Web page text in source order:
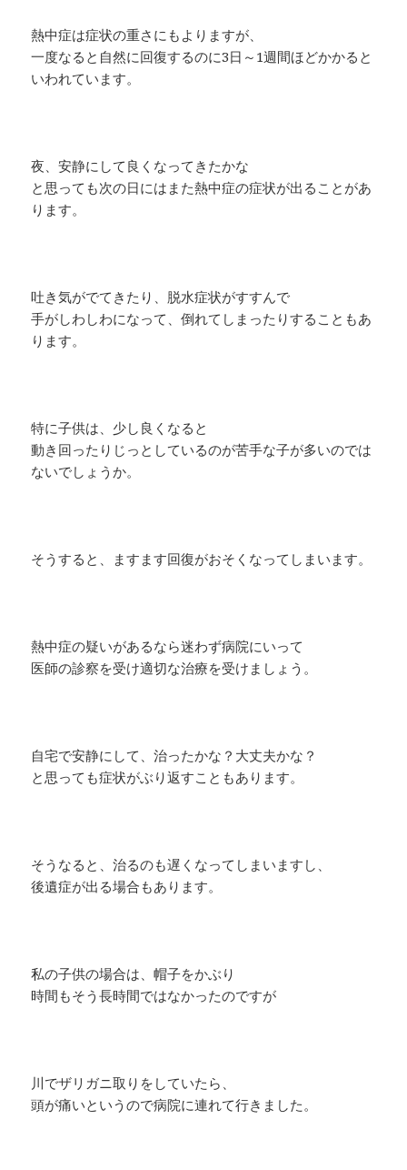
熱中症は症状の重さにもよりますが、
一度なると自然に回復するのに3日～1週間ほどかかると
いわれています。
夜、安静にして良くなってきたかな
と思っても次の日にはまた熱中症の症状が出ることがあ
ります。
吐き気がでてきたり、脱水症状がすすんで
手がしわしわになって、倒れてしまったりすることもあ
ります。
特に子供は、少し良くなると
動き回ったりじっとしているのが苦手な子が多いのでは
ないでしょうか。
そうすると、ますます回復がおそくなってしまいます。
熱中症の疑いがあるなら迷わず病院にいって
医師の診察を受け適切な治療を受けましょう。
自宅で安静にして、治ったかな？大丈夫かな？
と思っても症状がぶり返すこともあります。
そうなると、治るのも遅くなってしまいますし、
後遺症が出る場合もあります。
私の子供の場合は、帽子をかぶり
時間もそう長時間ではなかったのですが
川でザリガニ取りをしていたら、
頭が痛いというので病院に連れて行きました。